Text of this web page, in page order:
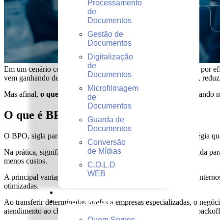
Processamento
de
Documentos
Gestão de
Documentos
Digitalização
de
Documentos
Microfilmagem
de
Documentos
Guarda de
Documentos
Conversão
de Mídias
C.O.L.D
WEB
CENTRALINF
Em um cenário corporativo cada vez mais competitivo, a busca por
vem ganhando destaque por sua capacidade de otimizar rotinas,
Mas afinal, o que é BPO e por que tantas empresas estão
O que é BPO?
O BPO, sigla para
, é uma estratégia
Na prática, significa contar com uma equipe externa especializada
menos custos.
A principal vantagem está na profissionalização dos processos
otimizadas.
Ao transferir determinadas tarefas a empresas especializadas, o
atendimento ao cliente e, principalmente, gestão documental e